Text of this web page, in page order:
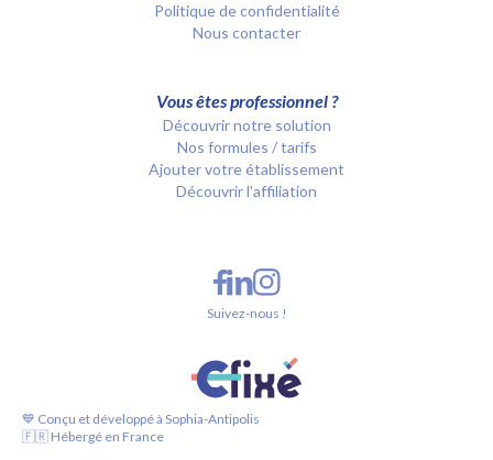
Politique de confidentialité
Nous contacter
Vous êtes professionnel ?
Découvrir notre solution
Nos formules / tarifs
Ajouter votre établissement
Découvrir l'affiliation
💙 Conçu et développé à Sophia-Antipolis
🇫🇷 Hébergé en France
Suivez-nous !